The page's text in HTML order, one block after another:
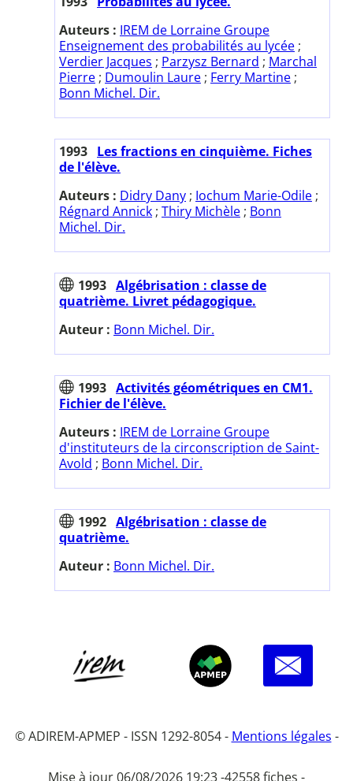
Auteurs : IREM de Lorraine Groupe
Enseignement des probabilités au lycée ;
Verdier Jacques ; Parzysz Bernard ; Marchal
Pierre ; Dumoulin Laure ; Ferry Martine ;
Bonn Michel. Dir.
1993 Les fractions en cinquième. Fiches
de l'élève.
Auteurs : Didry Dany ; Iochum Marie-Odile ;
Régnard Annick ; Thiry Michèle ; Bonn
Michel. Dir.
1993 Algébrisation : classe de
quatrième. Livret pédagogique.
Auteur : Bonn Michel. Dir.
1993 Activités géométriques en CM1.
Fichier de l'élève.
Auteurs : IREM de Lorraine Groupe
d'instituteurs de la circonscription de Saint-
Avold ; Bonn Michel. Dir.
1992 Algébrisation : classe de
quatrième.
Auteur : Bonn Michel. Dir.
© ADIREM-APMEP - ISSN 1292-8054 - Mentions légales -
Mise à jour 06/08/2026 19:23 -42558 fiches -